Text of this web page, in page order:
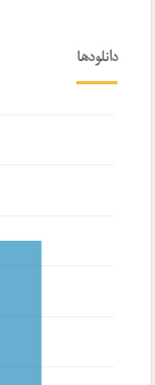
دانلودها